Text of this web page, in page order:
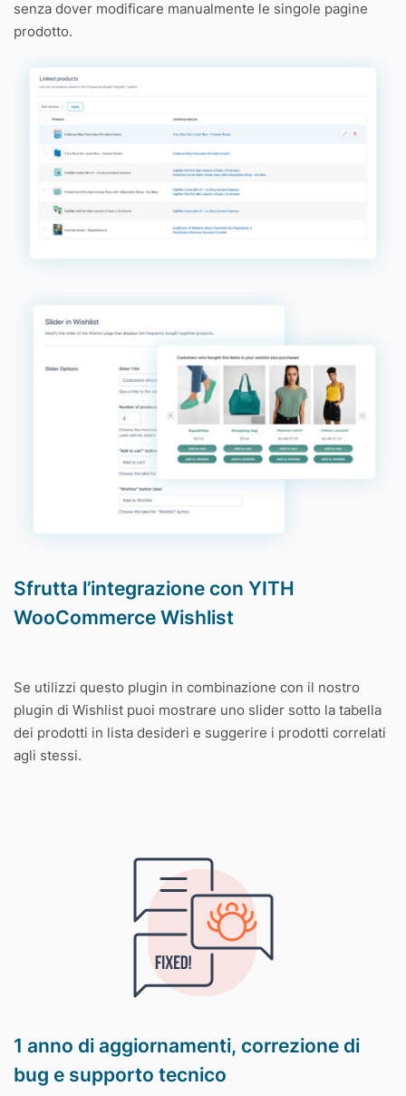
senza dover modificare manualmente le singole pagine
prodotto.
Sfrutta l’integrazione con YITH
WooCommerce Wishlist
Se utilizzi questo plugin in combinazione con il nostro
plugin di Wishlist puoi mostrare uno slider sotto la tabella
dei prodotti in lista desideri e suggerire i prodotti correlati
agli stessi.
1 anno di aggiornamenti, correzione di
bug e supporto tecnico